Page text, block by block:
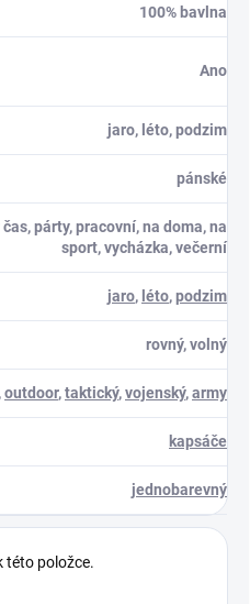
100% bavlna
Ano
jaro, léto, podzim
pánské
párty, pracovní, na doma, na
sport, vycházka, večerní
jaro, léto,podzim
rovný, volný
,outdoor,taktický,vojenský,army
kapsáče
jednobarevný
této položce.